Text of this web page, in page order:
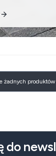
żadnych produktów
do